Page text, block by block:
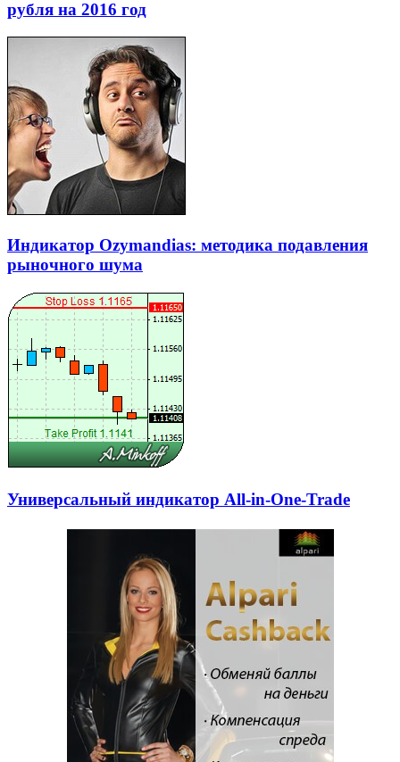
рубля на 2016 год
Индикатор Ozymandias: методика подавления
рыночного шума
Универсальный индикатор All-in-One-Trade